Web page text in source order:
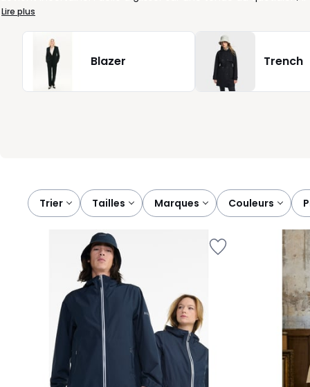
aller travailler, faire vos courses ou profiter d’une promenade
besoin précis. Du modèle court, parfait pour vos allers-retours
lors des journées plus fraîches, vous trouverez facilement le
imper noir pour une allure élégante et passe-partout, ou une
les détails comptent, certains modèles proposent des poches
Lire plus
Blazer Trench
Trier
tailles marques couleurs